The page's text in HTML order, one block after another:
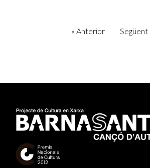
« Anterior Següent